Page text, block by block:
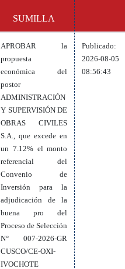
SUMILLA
APROBAR la
propuesta
económica del
postor
ADMINISTRACIÓN
Y SUPERVISIÓN DE
OBRAS CIVILES
S.A., que excede en
un 7.12% el monto
referencial del
Convenio de
Inversión para la
adjudicación de la
buena pro del
Proceso de Selección
N° 007-2026-GR
CUSCO/CE-OXI-
IVOCHOTE
Publicado:
2026-08-05
08:56:43